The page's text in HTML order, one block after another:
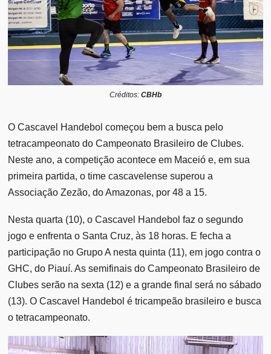
Créditos: CBHb
O Cascavel Handebol começou bem a busca pelo
tetracampeonato do Campeonato Brasileiro de Clubes.
Neste ano, a competição acontece em Maceió e, em sua
primeira partida, o time cascavelense superou a
Associação Zezão, do Amazonas, por 48 a 15.
Nesta quarta (10), o Cascavel Handebol faz o segundo
jogo e enfrenta o Santa Cruz, às 18 horas. E fecha a
participação no Grupo A nesta quinta (11), em jogo contra o
GHC, do Piauí. As semifinais do Campeonato Brasileiro de
Clubes serão na sexta (12) e a grande final será no sábado
(13). O Cascavel Handebol é tricampeão brasileiro e busca
o tetracampeonato.